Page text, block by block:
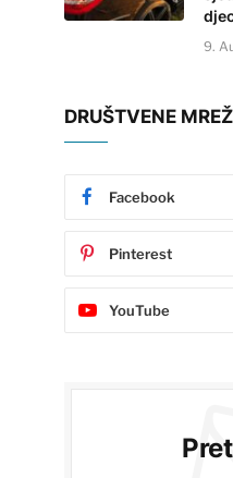
9.
DRUŠTVENE
Facebook
Pinterest
YouTube